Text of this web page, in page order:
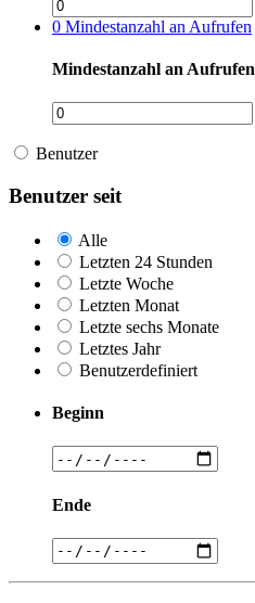
0 Mindestanzahl an Aufrufen
Mindestanzahl an Aufrufen
Benutzer
Benutzer seit
Alle
Letzten 24 Stunden
Letzte Woche
Letzten Monat
Letzte sechs Monate
Letztes Jahr
Benutzerdefiniert
Beginn
Ende